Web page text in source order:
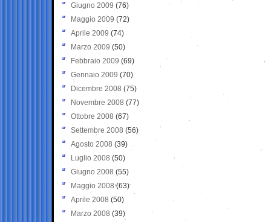
Giugno 2009 (76)
Maggio 2009 (72)
Aprile 2009 (74)
Marzo 2009 (50)
Febbraio 2009 (69)
Gennaio 2009 (70)
Dicembre 2008 (75)
Novembre 2008 (77)
Ottobre 2008 (67)
Settembre 2008 (56)
Agosto 2008 (39)
Luglio 2008 (50)
Giugno 2008 (55)
Maggio 2008(63)
Aprile 2008 (50)
Marzo 2008 (39)